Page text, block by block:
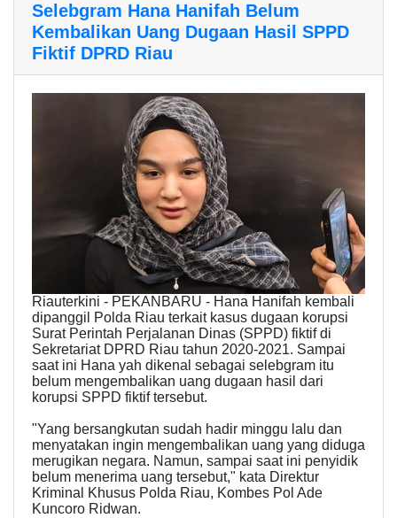
Selebgram Hana Hanifah Belum
Kembalikan Uang Dugaan Hasil SPPD
Fiktif DPRD Riau
Riauterkini - PEKANBARU - Hana Hanifah kembali
dipanggil Polda Riau terkait kasus dugaan korupsi
Surat Perintah Perjalanan Dinas (SPPD) fiktif di
Sekretariat DPRD Riau tahun 2020-2021. Sampai
saat ini Hana yah dikenal sebagai selebgram itu
belum mengembalikan uang dugaan hasil dari
korupsi SPPD fiktif tersebut.
"Yang bersangkutan sudah hadir minggu lalu dan
menyatakan ingin mengembalikan uang yang diduga
merugikan negara. Namun, sampai saat ini penyidik
belum menerima uang tersebut," kata Direktur
Kriminal Khusus Polda Riau, Kombes Pol Ade
Kuncoro Ridwan.